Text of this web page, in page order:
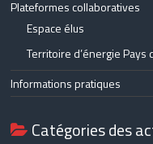
Plateformes collaboratives
Espace élus
Territoire d’énergie Pays
Informations pratiques
Catégories des